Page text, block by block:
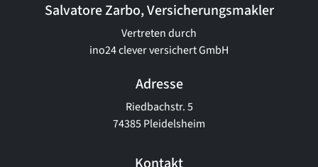
Salvatore Zarbo, Versicherungsmakler
Vertreten durch
ino24 clever versichert GmbH
Adresse
Riedbachstr. 5
74385 Pleidelsheim